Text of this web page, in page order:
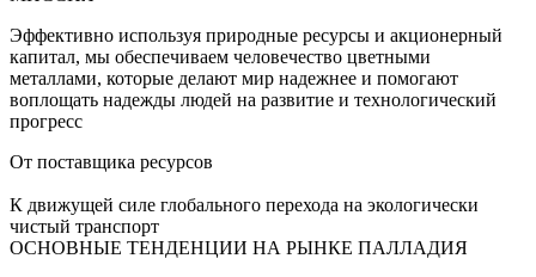
Эффективно используя природные ресурсы и акционерный
капитал, мы обеспечиваем человечество цветными
металлами, которые делают мир надежнее и помогают
воплощать надежды людей на развитие и технологический
прогресс
От поставщика ресурсов
К движущей силе глобального перехода на экологически
чистый транспорт
ОСНОВНЫЕ ТЕНДЕНЦИИ НА РЫНКЕ ПАЛЛАДИЯ